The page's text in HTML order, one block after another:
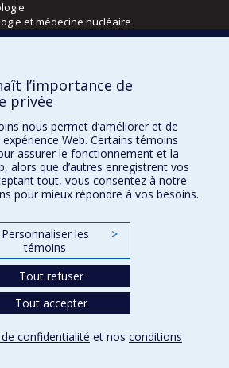
et médecine nucléaire
de l’activité physique
l’importance de
privée
nous permet d’améliorer et de
Web. Certains témoins
assurer le fonctionnement et la
alors que d’autres enregistrent vos
tout, vous consentez à notre
pour mieux répondre à vos besoins.
Personnaliser les
témoins
>
Tout refuser
Tout accepter
confidentialité et nos conditions